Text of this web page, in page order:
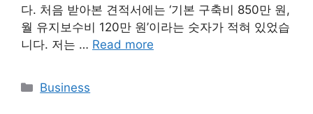
다. 처음 받아본 견적서에는 ‘기본 구축비 850만 원,
월 유지보수비 120만 원’이라는 숫자가 적혀 있었습
니다. 저는 … Read more
Categories
Business